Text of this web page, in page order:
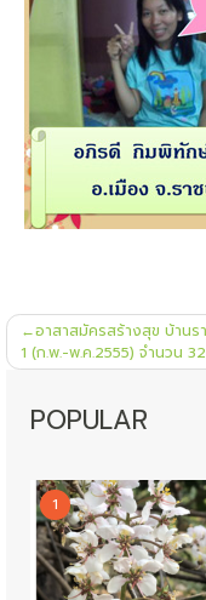
แนะแนว
เรื่อง
อาสาสมัครสร้างสุข บ้านร
1 (ก.พ.-พ.ค.2555) จำนวน
POPULAR
1